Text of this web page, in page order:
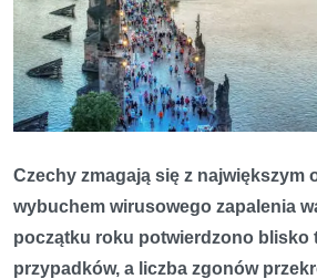
Czechy zmagają się z największym
wybuchem wirusowego zapalenia
początku roku potwierdzono blisko
przypadków, a liczba zgonów